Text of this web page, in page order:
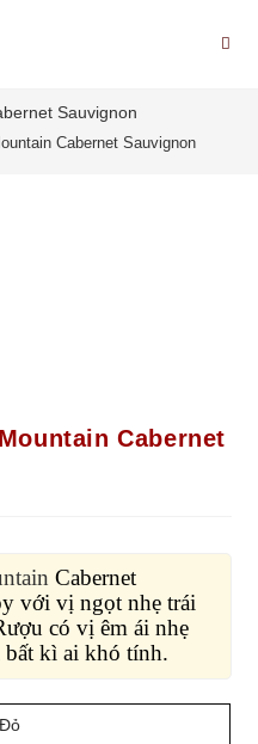
Sauvignon
Cabernet Sauvignon
Cabernet
Cabernet
với vị ngọt nhẹ trái
có vị êm ái nhẹ
kì ai khó tính.